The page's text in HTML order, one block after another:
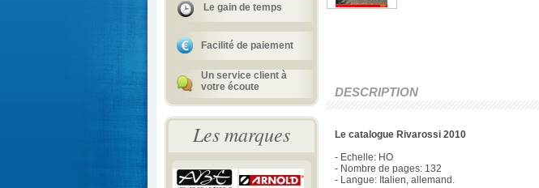
Le gain de temps
Facilité de paiement
Un service client à
votre écoute
Les marques
DESCRIPTION
Le catalogue Rivarossi 2010
- Echelle: HO
- Nombre de pages: 132
- Langue: Italien, allemand.